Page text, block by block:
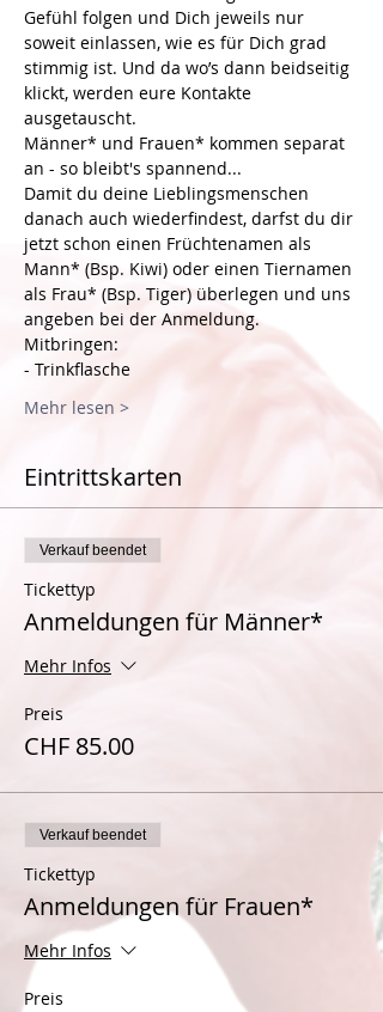
Gefühl folgen und Dich jeweils nur
soweit einlassen, wie es für Dich grad
stimmig ist. Und da wo’s dann beidseitig
klickt, werden eure Kontakte
ausgetauscht.
Männer* und Frauen* kommen separat
an - so bleibt's spannend...
Damit du deine Lieblingsmenschen
danach auch wiederfindest, darfst du dir
jetzt schon einen Früchtenamen als
Mann* (Bsp. Kiwi) oder einen Tiernamen
als Frau* (Bsp. Tiger) überlegen und uns
angeben bei der Anmeldung.
Mitbringen:
- Trinkflasche
Mehr lesen >
Eintrittskarten
Verkauf beendet
Tickettyp
Anmeldungen für Männer*
Mehr Infos
Preis
CHF 85.00
Verkauf beendet
Tickettyp
Anmeldungen für Frauen*
Mehr Infos
Preis